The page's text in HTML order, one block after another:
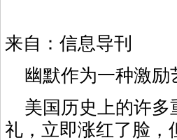
来自：信息导刊
幽默作为一种激励
美国历史上的许多
礼，立即涨红了脸，